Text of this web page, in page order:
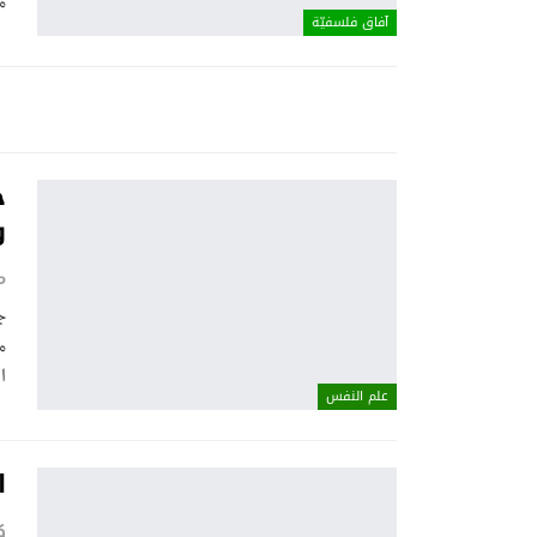
آفاق فلسفيّة‎
علم النفس